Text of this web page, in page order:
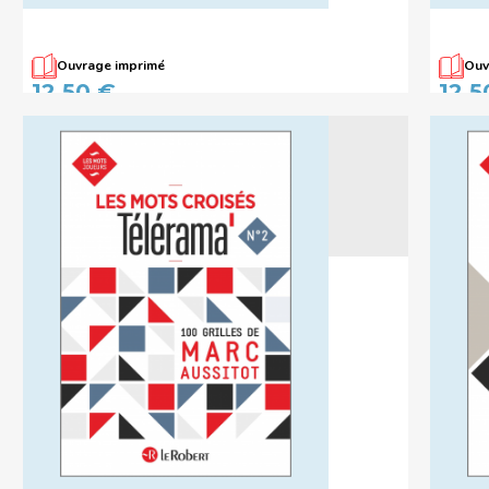
Ouvrage imprimé
Les mots croisés Télérama N°4
12,50 € Les